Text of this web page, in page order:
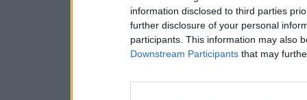
information disclosed to third parties
further disclosure of your personal
participants. This information may also
Downstream Participants that may